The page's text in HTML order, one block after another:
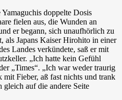
doppelte Dosis
fielen aus, die Wunden an
er begann, sich unaufhörlich zu
als Japans Kaiser Hirohito in einer
Landes verkündete, saß er mit
„Ich hatte kein Gefühl
„Times“. „Ich war weder traurig
Fieber, aß fast nichts und trank
gleich auf die andere Seite